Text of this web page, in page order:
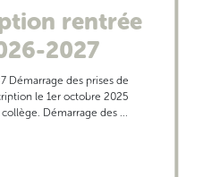
rentrée
2027
Démarrage des prises de
le 1er octobre 2025
Démarrage des ...